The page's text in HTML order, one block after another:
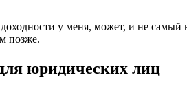
у меня, может, и не
позже.
юридических лиц